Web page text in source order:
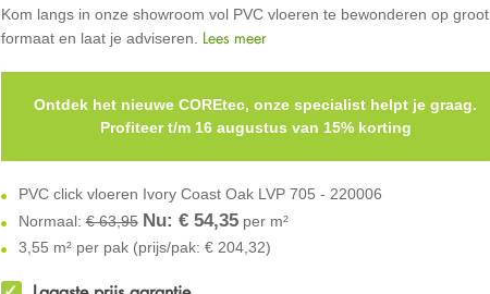
Kom langs in onze showroom vol PVC vloeren te bewonderen op groot
formaat en laat je adviseren. Lees meer
Ontdek het nieuwe COREtec, onze specialist helpt je graag.
Profiteer t/m 16 augustus van 15% korting
PVC click vloeren Ivory Coast Oak LVP 705 - 220006
Normaal:€ 63,95 Nu: € 54,35per m²
3,55 m² per pak (prijs/pak: € 204,32)